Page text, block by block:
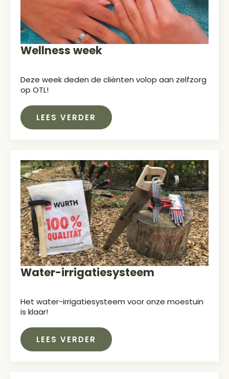
Wellness week
Deze week deden de cliënten volop aan zelfzorg
op OTL!
LEES VERDER
Water-irrigatiesysteem
Het water-irrigatiesysteem voor onze moestuin
is klaar!
LEES VERDER